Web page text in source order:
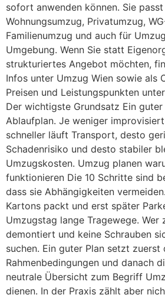
sofort anwenden können. Sie
Wohnungsumzug, Privatumzug,
Familienumzug und auch für
Umgebung. Wenn Sie statt
strukturiertes Angebot möchten,
Infos unter Umzug Wien sowie als
Preisen und Leistungspunkten
Der wichtigste Grundsatz Ein
Ablaufplan. Je weniger
schneller läuft Transport, desto
Schadenrisiko und desto stabiler
Umzugskosten. Umzug planen
funktionieren Die 10 Schritte sind
dass sie Abhängigkeiten
Kartons packt und erst später
Umzugstag lange Tragewege. Wer
demontiert und keine Schrauben
suchen. Ein guter Plan setzt zuerst
Rahmenbedingungen und danach
neutrale Übersicht zum Begriff
dienen. In der Praxis zählt aber